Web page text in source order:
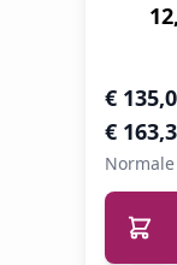
€
€